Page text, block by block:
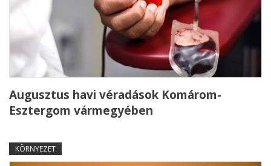
Augusztus havi véradások Komárom-
Esztergom vármegyében
KÖRNYEZET